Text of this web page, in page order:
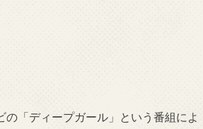
「ディープガール」という番組によ